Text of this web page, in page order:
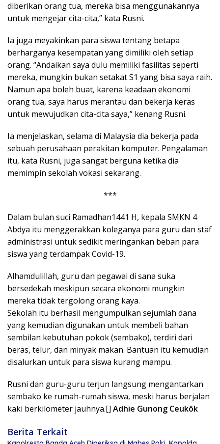
diberikan orang tua, mereka bisa menggunakannya
untuk mengejar cita-cita,” kata Rusni.
Ia juga meyakinkan para siswa tentang betapa
berharganya kesempatan yang dimiliki oleh setiap
orang. “Andaikan saya dulu memiliki fasilitas seperti
mereka, mungkin bukan setakat S1 yang bisa saya raih.
Namun apa boleh buat, karena keadaan ekonomi
orang tua, saya harus merantau dan bekerja keras
untuk mewujudkan cita-cita saya,” kenang Rusni.
Ia menjelaskan, selama di Malaysia dia bekerja pada
sebuah perusahaan perakitan komputer. Pengalaman
itu, kata Rusni, juga sangat berguna ketika dia
memimpin sekolah vokasi sekarang.
***
Dalam bulan suci Ramadhan1441 H, kepala SMKN 4
Abdya itu menggerakkan koleganya para guru dan staf
administrasi untuk sedikit meringankan beban para
siswa yang terdampak Covid-19.
Alhamdulillah, guru dan pegawai di sana suka
bersedekah meskipun secara ekonomi mungkin
mereka tidak tergolong orang kaya.
Sekolah itu berhasil mengumpulkan sejumlah dana
yang kemudian digunakan untuk membeli bahan
sembilan kebutuhan pokok (sembako), terdiri dari
beras, telur, dan minyak makan. Bantuan itu kemudian
disalurkan untuk para siswa kurang mampu.
Rusni dan guru-guru terjun langsung mengantarkan
sembako ke rumah-rumah siswa, meski harus berjalan
kaki berkilometer jauhnya.[] Adhie Gunong Ceukôk
Berita Terkait